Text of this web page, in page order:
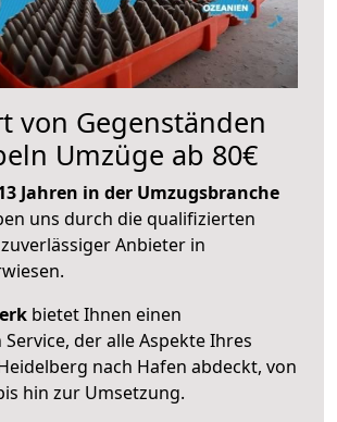
von Gegenständen
Umzüge ab 80€
Jahren in der Umzugsbranche
uns durch die qualifizierten
Anbieter in
bietet Ihnen einen
der alle Aspekte Ihres
nach Hafen abdeckt, von
hin zur Umsetzung.